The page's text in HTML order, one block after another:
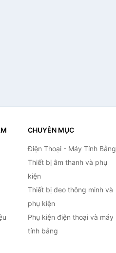
CHUYÊN MỤC
Điện Thoại - Máy Tính Bảng
Thiết bị âm thanh và phụ
kiện
Thiết bị đeo thông minh và
phụ kiện
Phụ kiện điện thoại và máy
tính bảng